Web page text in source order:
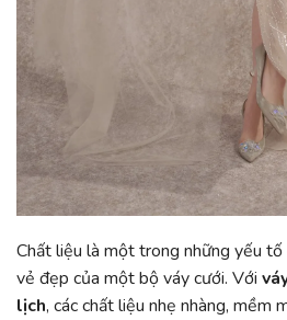
Chất liệu là một trong những yếu
vẻ đẹp của một bộ váy cưới. Với
lịch, các chất liệu nhẹ nhàng, mềm